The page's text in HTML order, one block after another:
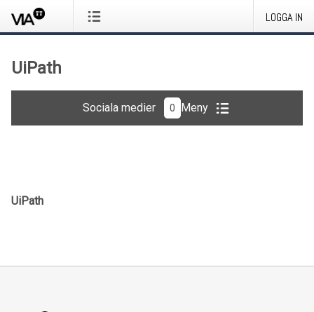
LOGGA IN
UiPath
Sociala medier 0 Meny
UiPath